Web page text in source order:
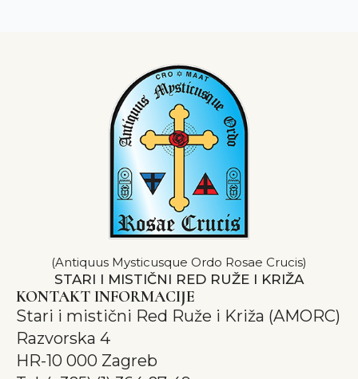
(Antiquus Mysticusque Ordo Rosae Crucis)
STARI I MISTIČNI RED RUŽE I KRIŽA
KONTAKT INFORMACIJE
Stari i mistični Red Ruže i Križa (AMORC)
Razvorska 4
HR-10 000 Zagreb